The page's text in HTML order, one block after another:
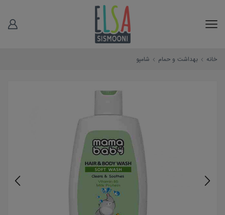
خانه بهداشت و حمام شامپو